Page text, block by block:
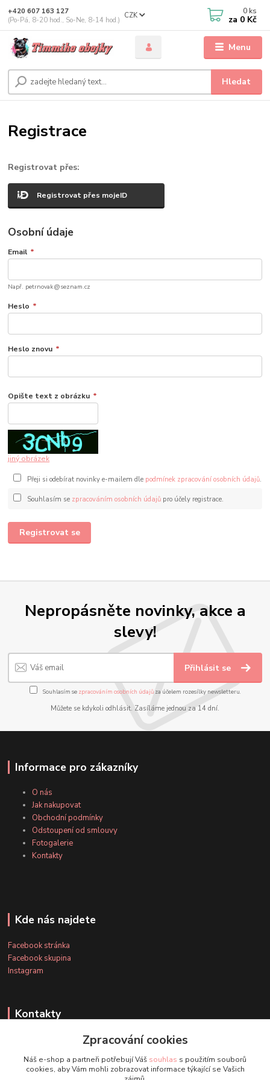
Menu
CZK
Hledat
+420 607 163 127
(Po-Pá, 8-20 hod., So-Ne, 8-14 hod.)
0 ks
za 0 Kč
Registrace
Registrovat přes:
Registrovat přes mojeID
Osobní údaje
Email *
Např. petrnovak@seznam.cz
Heslo *
Heslo znovu *
Opište text z obrázku *
jiný obrázek
Přeji si odebírat novinky e-mailem dle podmínek zpracování osobních údajů.
Souhlasím se zpracováním osobních údajůpro účely registrace.
Registrovat se
Nepropásněte novinky, akce a
slevy!
Přihlásit se
Souhlasím se zpracováním osobních údajůza účelem rozesílky newsletteru.
Můžete se kdykoli odhlásit. Zasíláme jednou za 14 dní.
Informace pro zákazníky
O nás
Jak nakupovat
Obchodní podmínky
Odstoupení od smlouvy
Fotogalerie
Kontakty
Kde nás najdete
Facebook stránka
Facebook skupina
Instagram
Kontakty
+420 607 163 127
(Po-Pá, 8-20 hod., So-Ne, 8-14 hod.)
Zpracování cookies
Náš e-shop a partneři potřebují Váš souhlas s použitím souborů
cookies, aby Vám mohli zobrazovat informace týkající se Vašich